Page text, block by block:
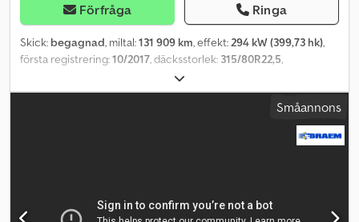
Förfråga Ringa
Skick: begagnad, miltal:131 909 km, effekt: 294 kW (399,73 hk),
första registrering:10/2017 , däcksstorlek: 315/80R22,5
1 880 mm
automatisk, emissionsklass:Euro 6, fjädring:stål, Tillverkningsår:
elektrisk fönsterhiss, luftkonditionering,
Däckdimension: 315/80R22,5 Fjädring: bladfjädring Axel 2: styrbar
Småannons